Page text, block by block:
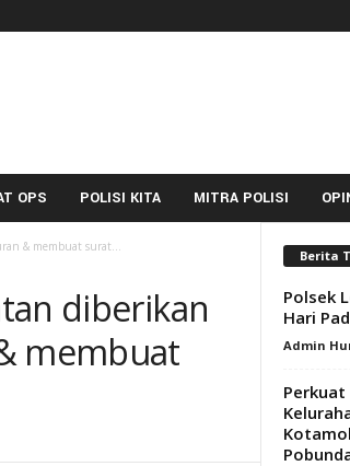
OPS POLISI KITA MITRA POLISI
& membuat surat...
diberikan
membuat
Berita
Polsek
Hari
Admin